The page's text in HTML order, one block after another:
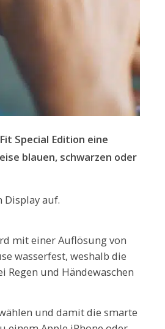
Special Edition eine
blauen, schwarzen oder
Display auf.
mit einer Auflösung von
wasserfest, weshalb die
Regen und Händewaschen
und damit die smarte